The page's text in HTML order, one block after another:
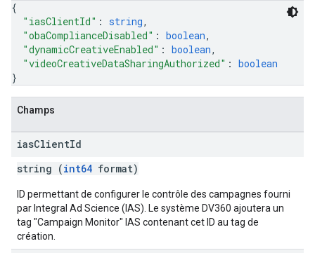
{
"iasClientId" : string,
"obaComplianceDisabled" : boolean,
"dynamicCreativeEnabled" : boolean,
"videoCreativeDataSharingAuthorized" : boolean
}
Champs
iasClientId
string (int64 format)
ID permettant de configurer le contrôle des campagnes fourni
par Integral Ad Science (IAS). Le système DV360 ajoutera un
tag "Campaign Monitor" IAS contenant cet ID au tag de
création.